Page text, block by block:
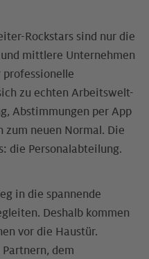
Rockstars sind nur die
mittlere Unternehmen
zu echten Arbeitswelt-
Abstimmungen per App
zum neuen Normal. Die
die Personalabteilung.
in die spannende
Deshalb kommen
vor die Haustür.
dem